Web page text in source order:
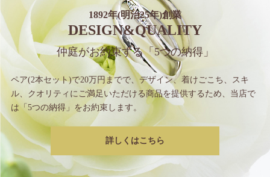
1892年(明治25年)創業
DESIGN&QUALITY
仲庭がお約束する「5つの納得」
ペア(2本セット)で20万円までで、 デザイン、着けごこち、スキ
ル、クオリティにご満足いただける商品を提供するため、 当店で
は「5つの納得」をお約束します。
詳しくはこちら